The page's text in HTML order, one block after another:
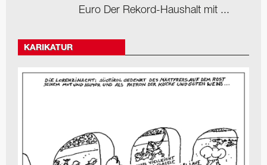
Euro Der Rekord-Haushalt mit ...
KARIKATUR